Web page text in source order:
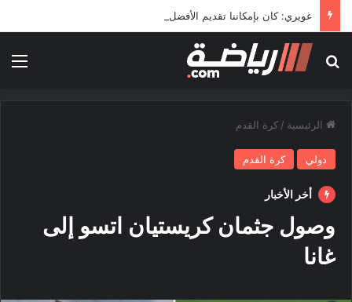
غويري: كان بإمكاننا تقديم الأفضل في المونديال
بحث عن
الرئيسية / كرة القدم
دولي كرة القدم
أخر الأخبار
وصول جثمان كريستيان اتسو إلى
غانا